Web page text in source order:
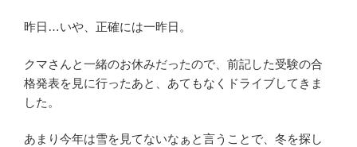
昨日…いや、正確には一昨日。
クマさんと一緒のお休みだったので、前記した受験の合
格発表を見に行ったあと、あてもなくドライブしてきま
した。
あまり今年は雪を見てないなぁと言うことで、冬を探し